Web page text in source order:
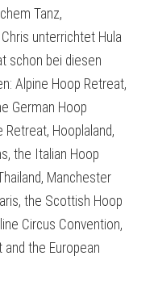
Tanz,
unterrichtet Hula
schon bei diesen
Alpine Hoop Retreat,
German Hoop
Retreat, Hooplaland,
the Italian Hoop
Manchester
the Scottish Hoop
Circus Convention,
and the European